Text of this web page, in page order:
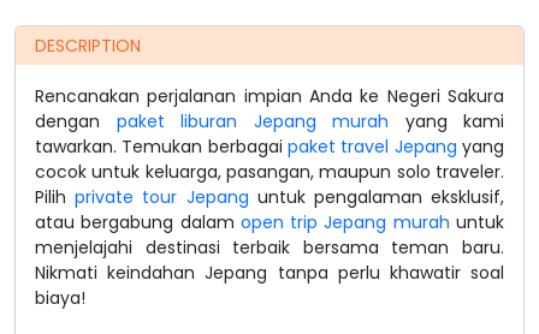
DESCRIPTION
Rencanakan perjalanan impian Anda ke Negeri Sakura
dengan paket liburan Jepang murah yang kami
tawarkan. Temukan berbagai paket travel Jepang yang
cocok untuk keluarga, pasangan, maupun solo traveler.
Pilihprivate tour Jepang untuk pengalaman eksklusif,
atau bergabung dalam open trip Jepang murahuntuk
menjelajahi destinasi terbaik bersama teman baru.
Nikmati keindahan Jepang tanpa perlu khawatir soal
biaya!